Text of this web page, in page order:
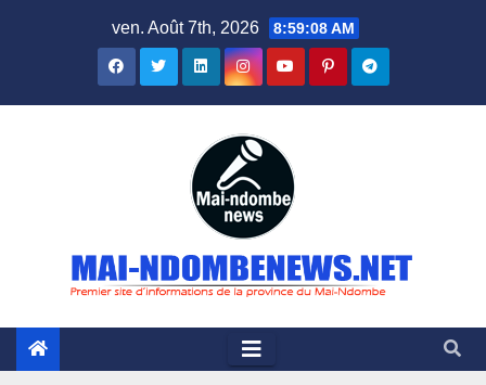
ven. Août 7th, 2026 8:59:09 AM